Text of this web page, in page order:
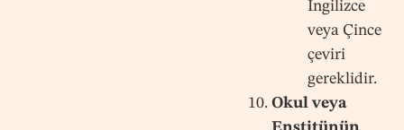
İngilizce
veya Çince
çeviri
gereklidir.
Okul veya